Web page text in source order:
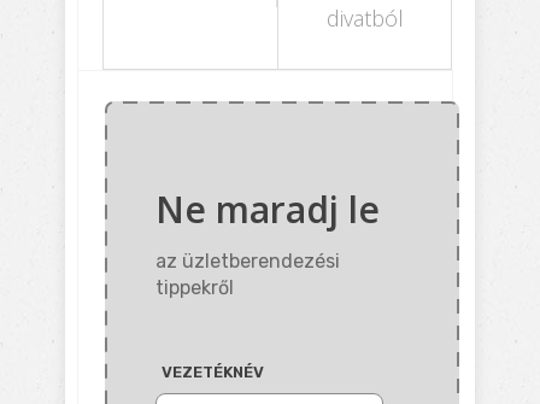
divatból
Ne maradj le
az üzletberendezési
tippekről
VEZETÉKNÉV